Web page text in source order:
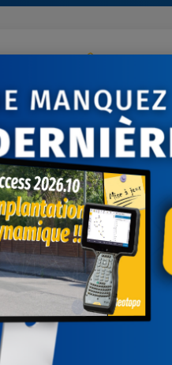
Contactez-nous
A votre écoute du lundi au
vendredi
NOUS